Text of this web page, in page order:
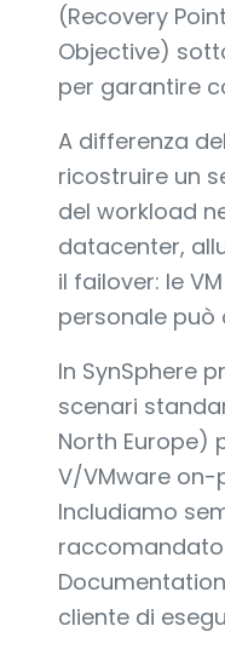
(Recovery
Objective)
per garantire
A differenza
ricostruire un
del workload
datacenter,
il failover: le
personale può
In SynSphere
scenari
North Europe)
V/VMware
Includiamo
cliente di